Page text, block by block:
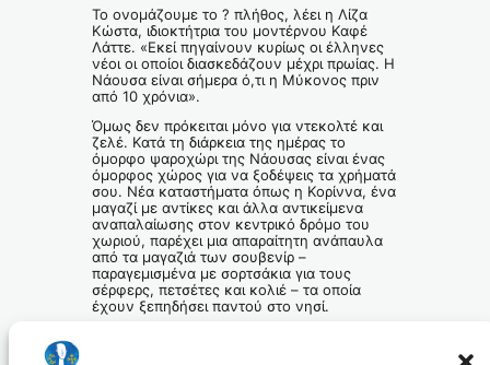
Το ονομάζουμε το ? πλήθος, λέει η Λίζα
Κώστα, ιδιοκτήτρια του μοντέρνου Καφέ
Λάττε. «Εκεί πηγαίνουν κυρίως οι έλληνες
νέοι οι οποίοι διασκεδάζουν μέχρι πρωίας. Η
Νάουσα είναι σήμερα ό,τι η Μύκονος πριν
από 10 χρόνια».
Όμως δεν πρόκειται μόνο για ντεκολτέ και
ζελέ. Κατά τη διάρκεια της ημέρας το
όμορφο ψαροχώρι της Νάουσας είναι ένας
όμορφος χώρος για να ξοδέψεις τα χρήματά
σου. Νέα καταστήματα όπως η Κορίννα, ένα
μαγαζί με αντίκες και άλλα αντικείμενα
αναπαλαίωσης στον κεντρικό δρόμο του
χωριού, παρέχει μια απαραίτητη ανάπαυλα
από τα μαγαζιά των σουβενίρ –
παραγεμισμένα με σορτσάκια για τους
σέρφερς, πετσέτες και κολιέ – τα οποία
έχουν ξεπηδήσει παντού στο νησί.